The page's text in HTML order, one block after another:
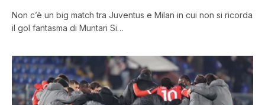
Non c’è un big match tra Juventus e Milan in cui non si ricorda
il gol fantasma di Muntari Si…